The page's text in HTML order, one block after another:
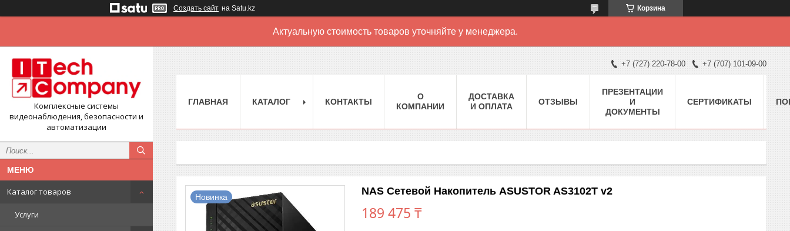
Создать сайт на Satu.kz Корзина
Актуальную стоимость товаров уточняйте у менеджера.
Комплексные системы
видеонаблюдения, безопасности и
автоматизации
Каталог товаров
Услуги
+7 (727) 220-78-00 +7 (707) 101-09-00
ГЛАВНАЯ КАТАЛОГ КОНТАКТЫ
О
КОМПАНИИ
ДОСТАВКА
И ОПЛАТА
ОТЗЫВЫ
ПРЕЗЕНТАЦИИ
И
ДОКУМЕНТЫ
СЕРТИФИКАТЫ
Новинка NAS Сетевой Накопитель ASUSTOR AS3102T v2
189 475 ₸